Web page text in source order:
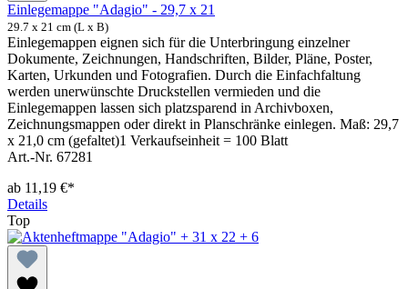
Einlegemappe "Adagio" - 29,7 x 21
29.7 x 21 cm (L x B)
Einlegemappen eignen sich für die Unterbringung einzelner
Dokumente, Zeichnungen, Handschriften, Bilder, Pläne, Poster,
Karten, Urkunden und Fotografien. Durch die Einfachfaltung
werden unerwünschte Druckstellen vermieden und die
Einlegemappen lassen sich platzsparend in Archivboxen,
Zeichnungsmappen oder direkt in Planschränke einlegen. Maß: 29,7
x 21,0 cm (gefaltet)1 Verkaufseinheit = 100 Blatt
Art.-Nr. 67281
ab 11,19 €*
Details
Top